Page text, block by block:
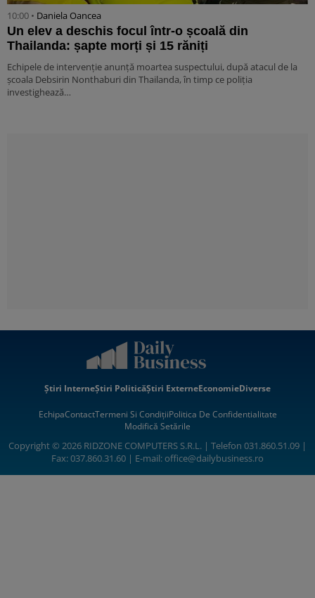
10:00 • Daniela Oancea
Un elev a deschis focul într-o școală din
Thailanda: șapte morți și 15 răniți
Echipele de intervenție anunță moartea suspectului, după atacul de la
școala Debsirin Nonthaburi din Thailanda, în timp ce poliția
investighează…
Știri InterneȘtiri PoliticăȘtiri ExterneEconomieDiverse
EchipaContactTermeni Si CondițiiPolitica De Confidentialitate
Modifică Setările
Copyright © 2026 RIDZONE COMPUTERS S.R.L. | Telefon 031.860.51.09 |
Fax: 037.860.31.60 | E-mail:office@dailybusiness.ro